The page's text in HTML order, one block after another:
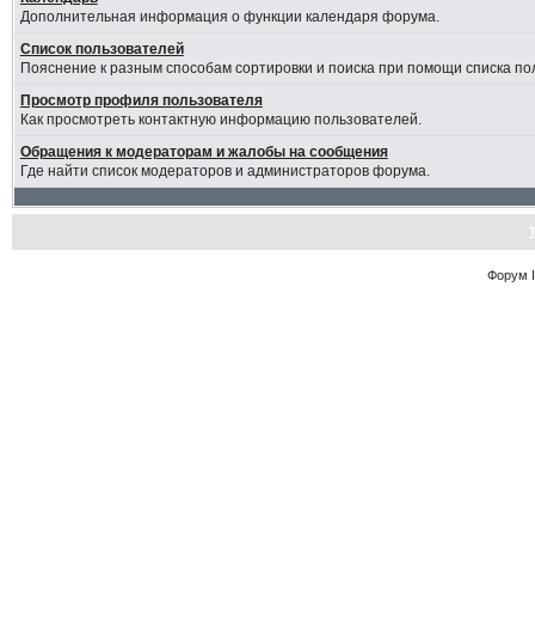
Дополнительная информация о функции календаря форума.
Список пользователей
Пояснение к разным способам сортировки и поиска при помощи списка
Просмотр профиля пользователя
Как просмотреть контактную информацию пользователей.
Обращения к модераторам и жалобы на сообщения
Где найти список модераторов и администраторов форума.
Форум